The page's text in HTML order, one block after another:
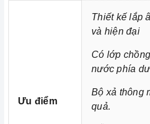
những người nội trợ vừa
còn chăm sóc cho bữa ăn của
Ưu điểm
Thiết kế lắp
và hiện đại
Có lớp
nước phía
Bộ xả thông
quả.